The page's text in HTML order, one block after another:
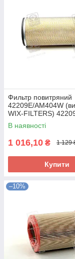
Фильтр повитряний
42209E/AM404W
WIX-FILTERS)
В наявності
1 016,10 ₴ 1 129
Купити
–10%